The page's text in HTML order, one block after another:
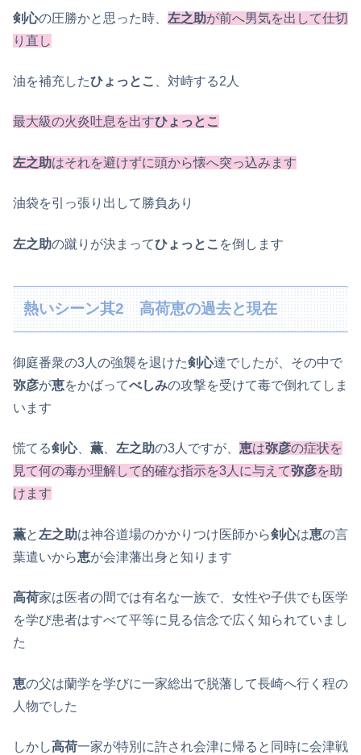
剣心の圧勝かと思った時、 左之助が前へ男気を出して仕切
り直し
油を補充したひょっとこ 、対峙する2人
最大級の火炎吐息を出すひょっとこ
左之助はそれを避けずに頭から懐へ突っ込みます
油袋を引っ張り出して勝負あり
左之助の蹴りが決まってひょっとこ を倒します
熱いシーン其2 高荷恵の過去と現在
御庭番衆の3人の強襲を退けた剣心達でしたが、その中で
弥彦が恵をかばってべしみの攻撃を受けて毒で倒れてしま
います
慌てる剣心、 薫、 左之助の3人ですが、 恵は弥彦の症状を
見て何の毒か理解して的確な指示を3人に与えて弥彦を助
けます
薫と左之助は神谷道場のかかりつけ医師から剣心は恵の言
葉遣いから恵が会津藩出身と知ります
高荷家は医者の間では有名な一族で、女性や子供でも医学
を学び患者はすべて平等に見る信念で広く知られていまし
た
恵の父は蘭学を学びに一家総出で脱藩して長崎へ行く程の
人物でした
しかし高荷一家が特別に許され会津に帰ると同時に会津戦